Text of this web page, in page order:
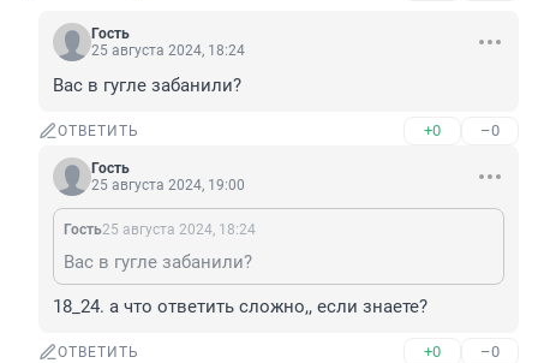
Гость
25 августа 2024, 18:24
Вас в гугле забанили?
ОТВЕТИТЬ +0 –0
Гость
25 августа 2024, 19:00
Гость25 августа 2024, 18:24
Вас в гугле забанили?
18_24. а что ответить сложно,, если знаете?
ОТВЕТИТЬ +0 –0